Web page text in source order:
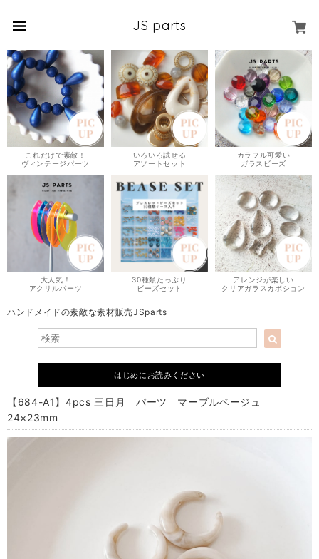
JS parts
これだけで素敵！
ヴィンテージパーツ
いろいろ試せる
アソートセット
カラフル可愛い
ガラスビーズ
大人気！
アクリルパーツ
30種類たっぷり
ビーズセット
アレンジが楽しい
クリアガラスカボション
ハンドメイドの素敵な素材販売JSparts
はじめにお読みください
【684-A1】4pcs 三日月 パーツ マーブルベージュ
24×23mm